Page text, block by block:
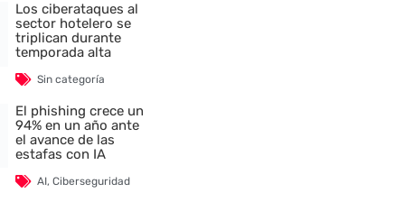
Los ciberataques al
sector hotelero se
triplican durante
temporada alta
Sin categoría
El phishing crece un
94% en un año ante
el avance de las
estafas con IA
AI,Ciberseguridad